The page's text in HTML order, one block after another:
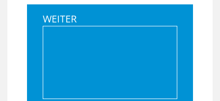
WEITER